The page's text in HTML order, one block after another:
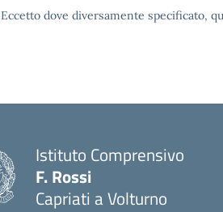
Eccetto dove diversamente specificato,
Istituto Comprensivo
F. Rossi
Capriati a Volturno